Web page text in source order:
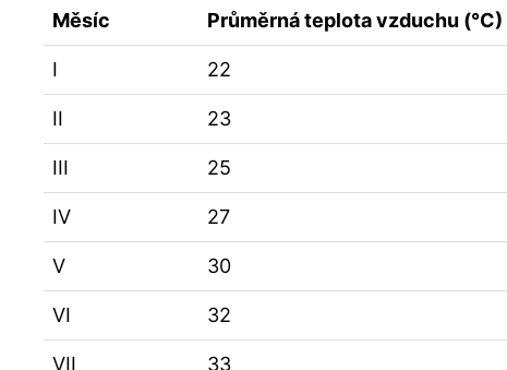
Měsíc Průměrná teplota vzduchu (°C)
I 22
II 23
III 25
IV 27
V 30
VI 32
VII 33